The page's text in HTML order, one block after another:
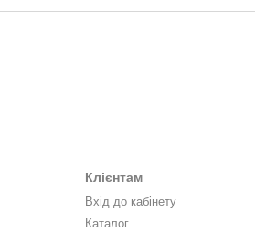
Клієнтам
Вхід до кабінету
Каталог